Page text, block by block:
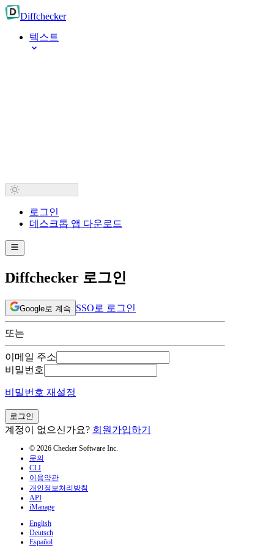
Diffchecker
텍스트
로그인
데스크톱 앱 다운로드
Diffchecker 로그인
Google로 계속 SSO로 로그인
또는
이메일 주소
비밀번호
비밀번호 재설정
로그인
계정이 없으신가요? 회원가입하기
© 2026 Checker Software Inc.
문의
CLI
이용약관
개인정보처리방침
API
iManage
English
Deutsch
Español